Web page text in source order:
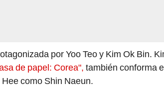
por Yoo Teo y Kim Ok Bin.
de papel: Corea", también conforma
como Shin Naeun.